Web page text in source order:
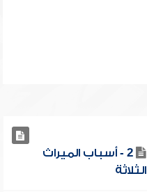
2 - أسباب الميراث
الثلاثة